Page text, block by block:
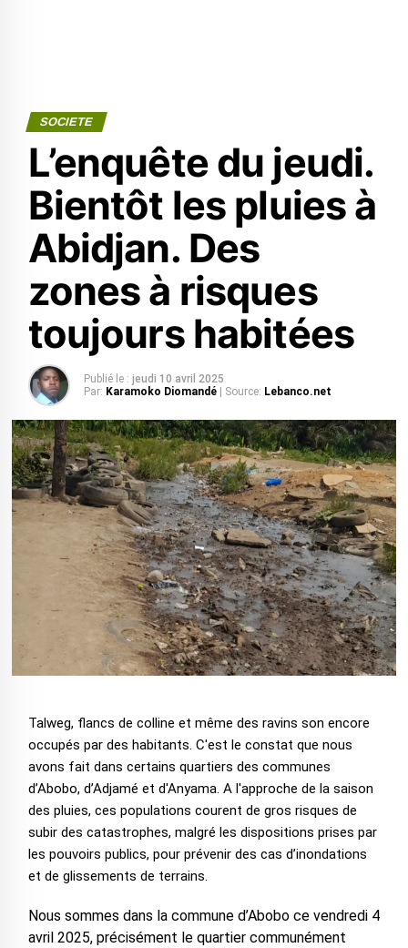
SOCIETE
L’enquête du jeudi.
Bientôt les pluies à
Abidjan. Des
zones à risques
toujours habitées
Publié le : jeudi 10 avril 2025
Par: Karamoko Diomandé | Source: Lebanco.net
Talweg, flancs de colline et même des ravins son encore
occupés par des habitants. C'est le constat que nous
avons fait dans certains quartiers des communes
d’Abobo, d’Adjamé et d'Anyama. A l'approche de la saison
des pluies, ces populations courent de gros risques de
subir des catastrophes, malgré les dispositions prises par
les pouvoirs publics, pour prévenir des cas d’inondations
et de glissements de terrains.
Nous sommes dans la commune d’Abobo ce vendredi 4
avril 2025, précisément le quartier communément